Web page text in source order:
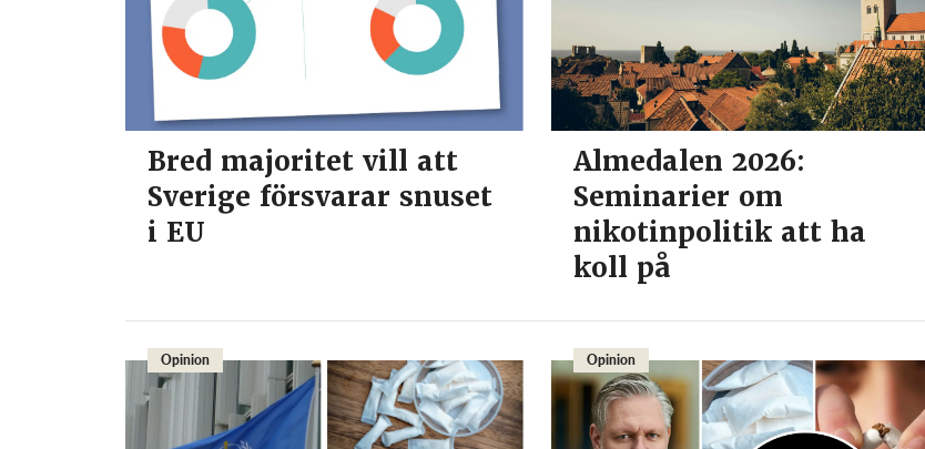
Bred majoritet vill att
Sverige försvarar snuset
i EU
Almedalen 2026:
Seminarier om
nikotinpolitik att ha
koll på
Opinion Opinion